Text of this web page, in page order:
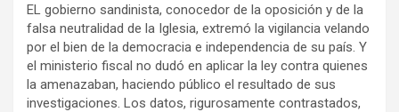
EL gobierno sandinista, conocedor de la oposición y de la
falsa neutralidad de la Iglesia, extremó la vigilancia velando
por el bien de la democracia e independencia de su país. Y
el ministerio fiscal no dudó en aplicar la ley contra quienes
la amenazaban, haciendo público el resultado de sus
investigaciones. Los datos, rigurosamente contrastados,